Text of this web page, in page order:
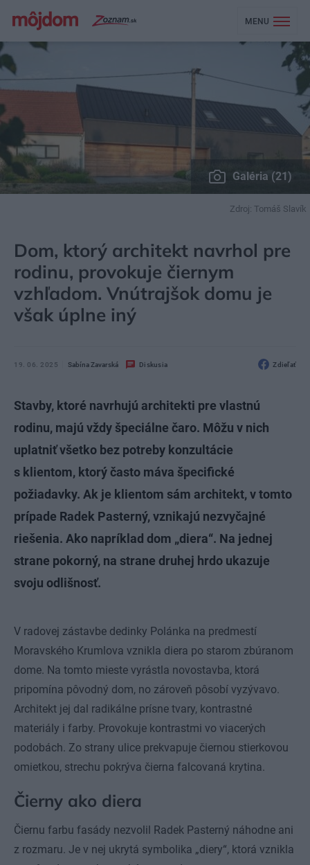
MENU
Galéria (21)
Zdroj: Tomáš Slavík
Dom, ktorý architekt navrhol pre
rodinu, provokuje čiernym
vzhľadom. Vnútrajšok domu je
však úplne iný
19. 06. 2025 Sabína Zavarská Diskusia Zdieľať
Stavby, ktoré navrhujú architekti pre vlastnú
rodinu, majú vždy špeciálne čaro. Môžu v nich
uplatniť všetko bez potreby konzultácie
s klientom, ktorý často máva špecifické
požiadavky. Ak je klientom sám architekt, v tomto
prípade Radek Pasterný, vznikajú nezvyčajné
riešenia. Ako napríklad dom „diera“. Na jednej
strane pokorný, na strane druhej hrdo ukazuje
svoju odlišnosť.
V radovej zástavbe dedinky Polánka na predmestí
Moravského Krumlova vznikla diera po starom zbúranom
dome. Na tomto mieste vyrástla novostavba, ktorá
pripomína pôvodný dom, no zároveň pôsobí vyzývavo.
Architekt jej dal radikálne prísne tvary, kontrastné
materiály i farby. Provokuje kontrastmi vo viacerých
podobách. Zo strany ulice prekvapuje čiernou stierkovou
omietkou, strechu pokrýva čierna falcovaná krytina.
Čierny ako diera
Čiernu farbu fasády nezvolil Radek Pasterný náhodne ani
z rozmaru. Je v nej ukrytá symbolika „diery“, ktorá vznikla